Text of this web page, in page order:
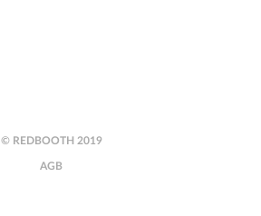
© REDBOOTH 2019
AGB